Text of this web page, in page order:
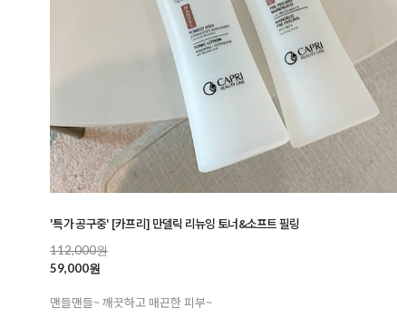
'특가 공구중' [카프리] 만델릭 리뉴잉 토너&소프트 필링
112,000원
59,000원
맨들맨들~ 깨끗하고 매끈한 피부~